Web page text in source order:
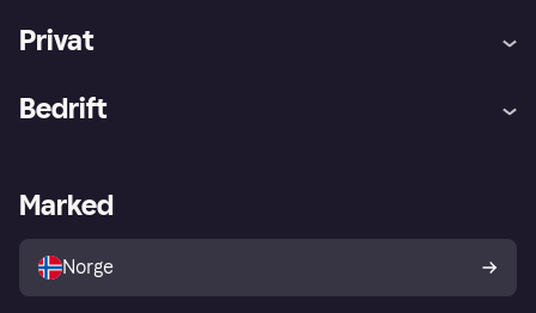
Privat
Utforsk butikker
Bedrift
Merchant portal
Marked
Norge